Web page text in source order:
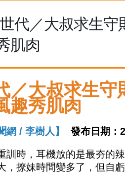
代／大叔求生守
肌肉
／大叔求生守
趣秀肌肉
網 / 李樹人】 發布日期：
訓時，耳機放的是最夯的
，撩妹時間變多了，但自